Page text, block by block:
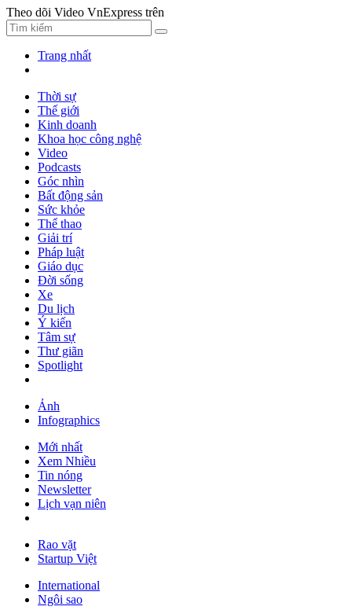
Theo dõi Video VnExpress trên
Trang nhất
Thời sự
Thế giới
Kinh doanh
Khoa học công nghệ
Video
Podcasts
Góc nhìn
Bất động sản
Sức khỏe
Thể thao
Giải trí
Pháp luật
Giáo dục
Đời sống
Xe
Du lịch
Ý kiến
Tâm sự
Thư giãn
Spotlight
Ảnh
Infographics
Mới nhất
Xem Nhiều
Tin nóng
Newsletter
Lịch vạn niên
Rao vặt
Startup Việt
International
Ngôi sao